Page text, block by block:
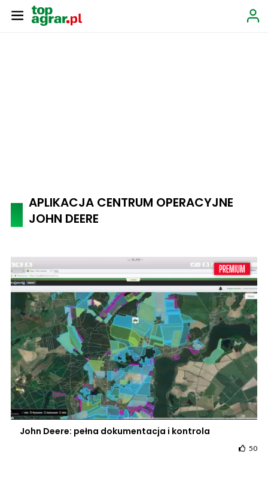
APLIKACJA CENTRUM OPERACYJNE
JOHN DEERE
John Deere: pełna dokumentacja i kontrola
50